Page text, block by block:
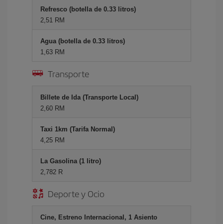
Refresco (botella de 0.33 litros)
2,51 RM
Agua (botella de 0.33 litros)
1,63 RM
Transporte
Billete de Ida (Transporte Local)
2,60 RM
Taxi 1km (Tarifa Normal)
4,25 RM
La Gasolina (1 litro)
2,782 R
Deporte y Ocio
Cine, Estreno Internacional, 1 Asiento